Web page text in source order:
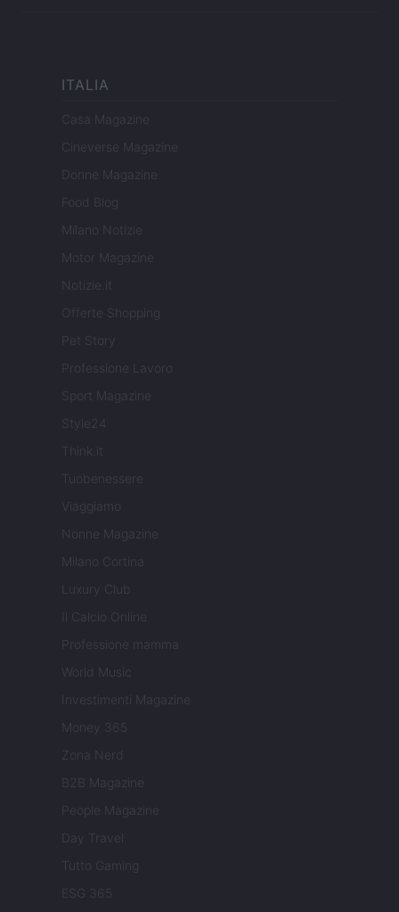
ITALIA
Casa Magazine
Cineverse Magazine
Donne Magazine
Food Blog
Milano Notizie
Motor Magazine
Notizie.it
Offerte Shopping
Pet Story
Professione Lavoro
Sport Magazine
Style24
Think.it
Tuobenessere
Viaggiamo
Nonne Magazine
Milano Cortina
Luxury Club
Il Calcio Online
Professione mamma
World Music
Investimenti Magazine
Money 365
Zona Nerd
B2B Magazine
People Magazine
Day Travel
Tutto Gaming
ESG 365